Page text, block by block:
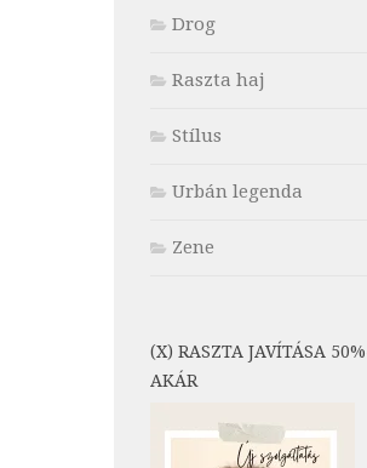
Drog
Raszta haj
Stílus
Urbán legenda
Zene
(X) RASZTA JAVÍTÁSA
AKÁR